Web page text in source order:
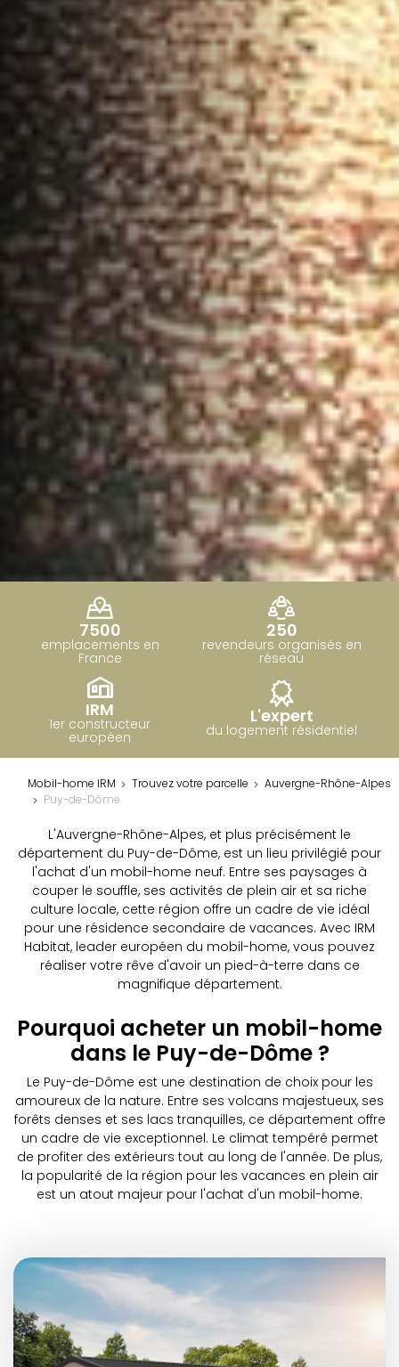
7500
emplacements en
France
250
revendeurs organisés en
réseau
IRM
1er constructeur
européen
L'expert
du logement résidentiel
Mobil-home IRM Trouvez votre parcelle
Auvergne-Rhône-Alpes
Puy-de-Dôme
L'Auvergne-Rhône-Alpes, et plus précisément le
département du Puy-de-Dôme, est un lieu privilégié pour
l'achat d'un mobil-home neuf. Entre ses paysages à
couper le souffle, ses activités de plein air et sa riche
culture locale, cette région offre un cadre de vie idéal
pour une résidence secondaire de vacances. Avec IRM
Habitat, leader européen du mobil-home, vous pouvez
réaliser votre rêve d'avoir un pied-à-terre dans ce
magnifique département.
Pourquoi acheter un mobil-home
dans le Puy-de-Dôme ?
Le Puy-de-Dôme est une destination de choix pour les
amoureux de la nature. Entre ses volcans majestueux, ses
forêts denses et ses lacs tranquilles, ce département offre
un cadre de vie exceptionnel. Le climat tempéré permet
de profiter des extérieurs tout au long de l'année. De plus,
la popularité de la région pour les vacances en plein air
est un atout majeur pour l'achat d'un mobil-home.